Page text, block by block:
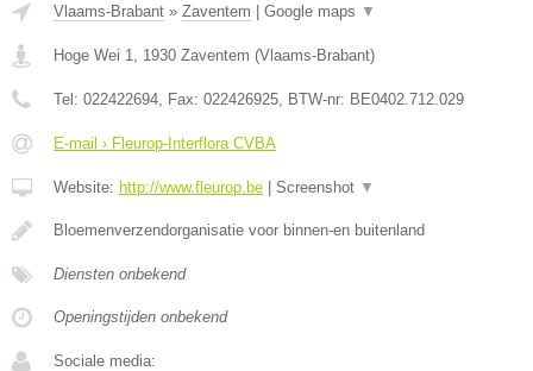
Vlaams-Brabant » Zaventem | Google maps ▼
Hoge Wei 1 1930 Zaventem (Vlaams-Brabant)
Tel: 022422694 , Fax: 022426925 , BTW-nr: BE0402.712.029
E-mail › Fleurop-Interflora CVBA
Website: http://www.fleurop.be | Screenshot ▼
Bloemenverzendorganisatie voor binnen-en buitenland
Diensten onbekend
Openingstijden onbekend
Sociale media: